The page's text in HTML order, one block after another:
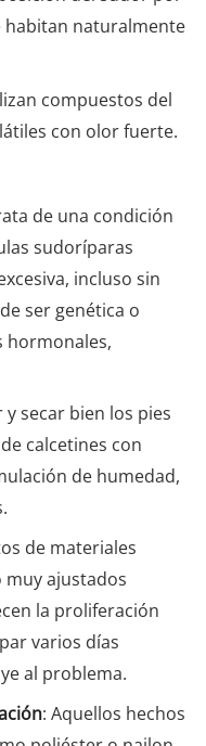
habitan naturalmente
compuestos del
con olor fuerte.
de una condición
sudoríparas
incluso sin
ser genética o
hormonales,
y secar bien los pies
calcetines con
de humedad,
de materiales
ajustados
la proliferación
varios días
al problema.
: Aquellos hechos